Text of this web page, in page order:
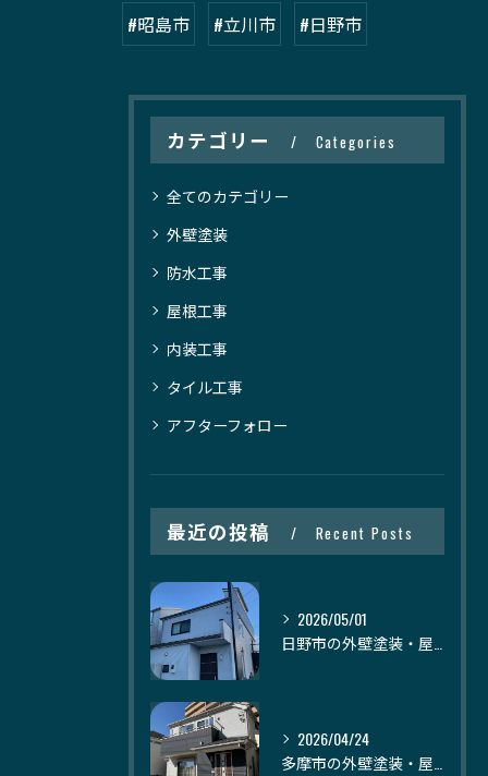
#昭島市 #立川市 #日野市
カテゴリー Categories
全てのカテゴリー
外壁塗装
防水工事
屋根工事
内装工事
タイル工事
アフターフォロー
最近の投稿 Recent Posts
2026/05/01
日野市の外壁塗装・屋根塗装｜株式会社日建装社
2026/04/24
多摩市の外壁塗装・屋根塗装｜株式会社日建装社